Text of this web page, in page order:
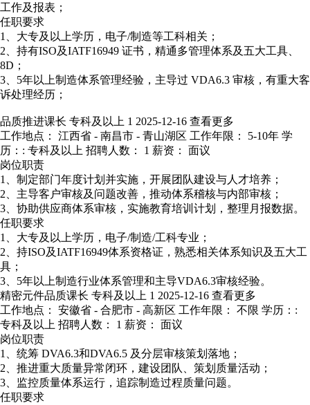
工作及报表；
任职要求
1、大专及以上学历，电子/制造等工科相关；
2、持有ISO及IATF16949 证书，精通多管理体系及五大工具、
8D；
3、5年以上制造体系管理经验，主导过 VDA6.3 审核，有重大客
诉处理经历；
品质推进课长 专科及以上 1 2025-12-16 查看更多
工作地点： 江西省 - 南昌市 - 青山湖区 工作年限： 5-10年 学
历：: 专科及以上 招聘人数： 1 薪资： 面议
岗位职责
1、制定部门年度计划并实施，开展团队建设与人才培养；
2、主导客户审核及问题改善，推动体系稽核与内部审核；
3、协助供应商体系审核，实施教育培训计划，整理月报数据。
任职要求
1、大专及以上学历，电子/制造/工科专业；
2、持ISO及IATF16949体系资格证，熟悉相关体系知识及五大工
具；
3、5年以上制造行业体系管理和主导VDA6.3审核经验。
精密元件品质课长 专科及以上 1 2025-12-16 查看更多
工作地点： 安徽省 - 合肥市 - 高新区 工作年限： 不限 学历：:
专科及以上 招聘人数： 1 薪资： 面议
岗位职责
1、统筹 DVA6.3和DVA6.5 及分层审核策划落地；
2、推进重大质量异常闭环，建设团队、策划质量活动；
3、监控质量体系运行，追踪制造过程质量问题。
任职要求